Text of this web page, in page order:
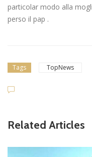
particolar modo alla
perso il pap .
Tags TopNews
Related Articles